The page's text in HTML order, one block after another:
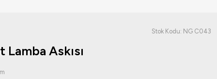
Stok Kodu: NG C043
Askısı